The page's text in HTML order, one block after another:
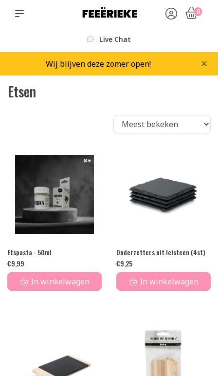
0
Live Chat
Wij blijven deze zomer open! ×
Etsen
Etspasta - 50ml
€9,99
In winkelwagen
Onderzetters uit leisteen (4st)
€9,25
In winkelwagen